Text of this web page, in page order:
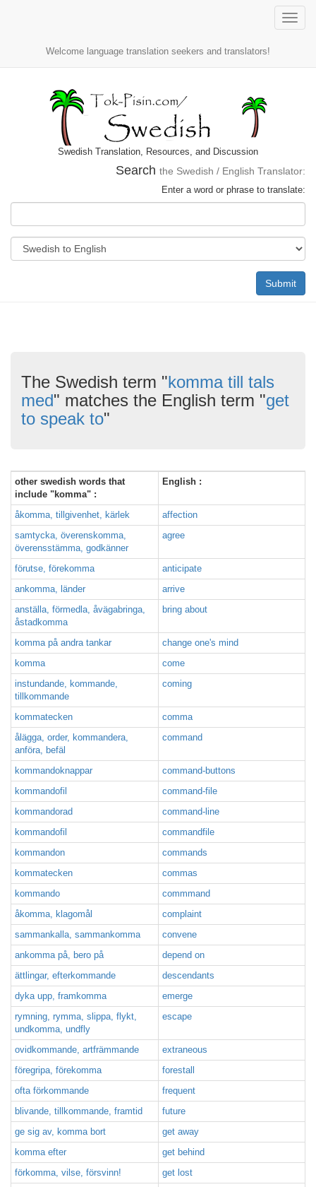
Toggle
Welcome language translation seekers and translators!
Swedish Translation, Resources, and Discussion
Search the Swedish / English Translator:
Enter a word or phrase to translate:
Submit
The Swedish term "komma till tals
med" matches the English term "get
to speak to"
other swedish words that
include "komma" :
English :
åkomma, tillgivenhet, kärlek
affection
samtycka, överenskomma,
överensstämma, godkänner
agree
förutse, förekomma
anticipate
ankomma, länder
arrive
anställa, förmedla, åvägabringa,
åstadkomma
bring about
komma på andra tankar
change one's mind
komma
come
instundande, kommande,
tillkommande
coming
kommatecken
comma
ålägga, order, kommandera,
anföra, befäl
command
kommandoknappar
command-buttons
kommandofil
command-file
kommandorad
command-line
kommandofil
commandfile
kommandon
commands
kommatecken
commas
kommando
commmand
åkomma, klagomål
complaint
sammankalla, sammankomma
convene
ankomma på, bero på
depend on
ättlingar, efterkommande
descendants
dyka upp, framkomma
emerge
rymning, rymma, slippa, flykt,
undkomma, undfly
escape
ovidkommande, artfrämmande
extraneous
föregripa, förekomma
forestall
ofta förkommande
frequent
blivande, tillkommande, framtid
future
ge sig av, komma bort
get away
komma efter
get behind
förkomma, vilse, försvinn!
get lost